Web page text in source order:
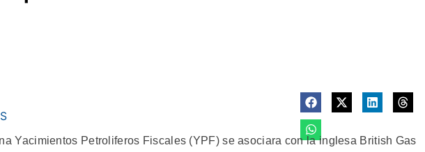
Yacimientos Petroliferos Fiscales (YPF) se asociara con la inglesa British Gas